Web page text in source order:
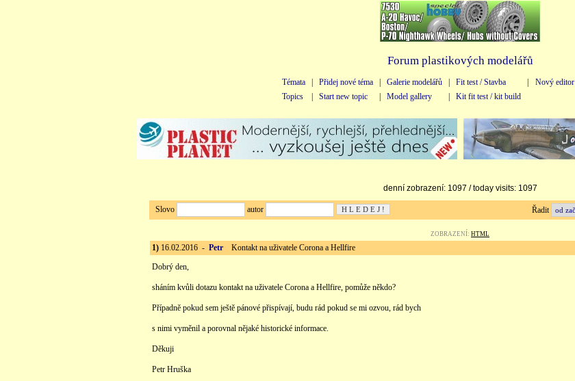
Forum plastikových modelářů
Témata Přidej nové téma Galerie modelářů Fit test / Stavba Nový editor
Topics
Start new topic Model gallery Kit fit test / kit build
denní zobrazení: 1097 / today visits: 1097
Slovo autor Řadit
ZOBRAZENÍ: HTML
1) 16.02.2016 - Petr Kontakt na uživatele Corona a Hellfire
Dobrý den,
sháním kvůli dotazu kontakt na uživatele Corona a Hellfire, pomůže někdo?
Případně pokud sem ještě pánové přispívají, budu rád pokud se mi ozvou, rád bych
s nimi vyměnil a porovnal nějaké historické informace.
Děkuji
Petr Hruška